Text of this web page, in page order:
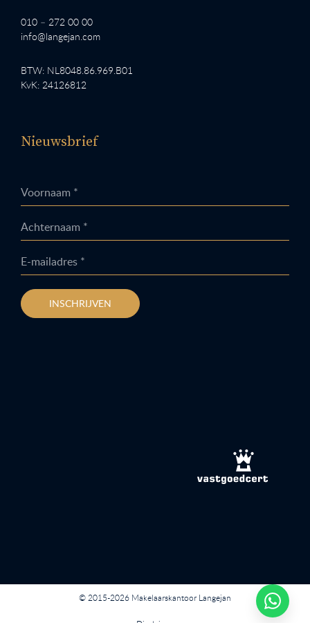
010 – 272 00 00
info@langejan.com
BTW: NL8048.86.969.B01
KvK: 24126812
Nieuwsbrief
Voornaam *
Achternaam *
E-mailadres *
INSCHRIJVEN
© 2015-2026 Makelaarskantoor Langejan